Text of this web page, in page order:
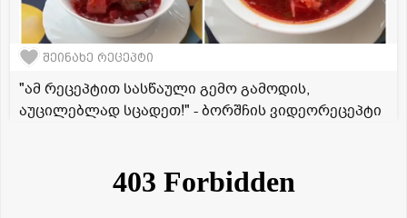
შეინახე რეცეპტი
"ამ რეცეპტით სასწაული გემო გამოდის,
აუცილებლად სცადეთ!" - ბორშჩის ვიდეორეცეპტი